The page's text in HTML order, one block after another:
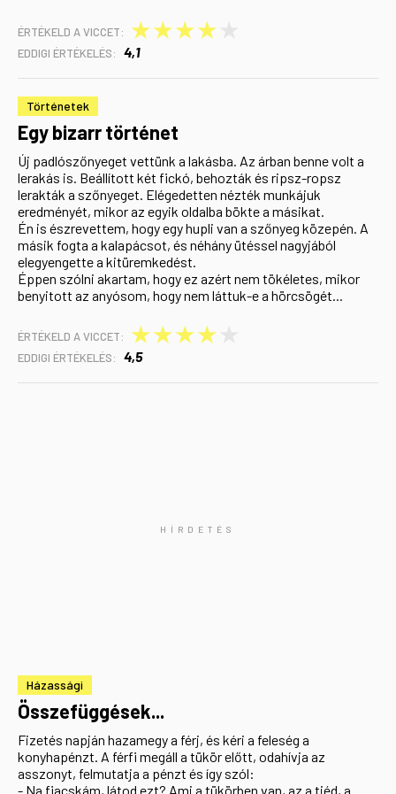
ÉRTÉKELD A VICCET: ★
★
★
★
EDDIGI ÉRTÉKELÉS: 4,1
Történetek
Egy bizarr történet
Új padlószőnyeget vettünk a lakásba. Az árban benne volt a
lerakás is. Beállított két fickó, behozták és ripsz-ropsz
lerakták a szőnyeget. Elégedetten nézték munkájuk
eredményét, mikor az egyik oldalba bökte a másikat.
Én is észrevettem, hogy egy hupli van a szőnyeg közepén. A
másik fogta a kalapácsot, és néhány ütéssel nagyjából
elegyengette a kitüremkedést.
Éppen szólni akartam, hogy ez azért nem tökéletes, mikor
benyitott az anyósom, hogy nem láttuk-e a hörcsögét...
ÉRTÉKELD A VICCET: ★
★
★
★
EDDIGI ÉRTÉKELÉS: 4,5
Házassági
Összefüggések...
Fizetés napján hazamegy a férj, és kéri a feleség a
konyhapénzt. A férfi megáll a tükör előtt, odahívja az
asszonyt, felmutatja a pénzt és így szól:
- Na fiacskám, látod ezt? Ami a tükörben van, az a tiéd, a